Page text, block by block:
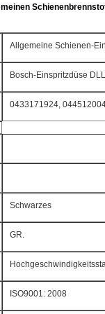
Allgemeine Schienen-
Bosch-Einspritzdüse
0433171924,
Schwarzes
GR.
ISO9001: 2008